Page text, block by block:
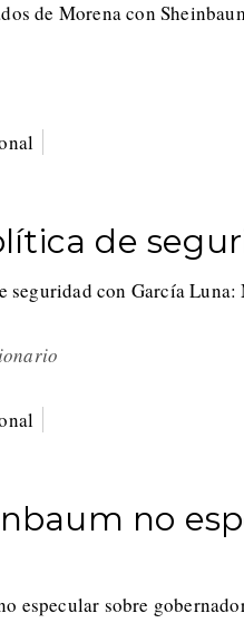
de
no